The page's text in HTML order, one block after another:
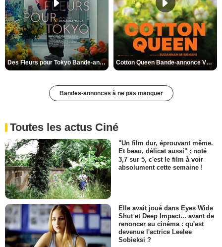
Des Fleurs pour Tokyo Bande-annonce VO STFR Cotton Queen Bande-annonce VO STFR
Bandes-annonces à ne pas manquer
Toutes les actus Ciné
"Un film dur, éprouvant même.
Et beau, délicat aussi" : noté
3,7 sur 5, c'est le film à voir
absolument cette semaine !
Elle avait joué dans Eyes Wide
Shut et Deep Impact... avant de
renoncer au cinéma : qu'est
devenue l'actrice Leelee
Sobieksi ?